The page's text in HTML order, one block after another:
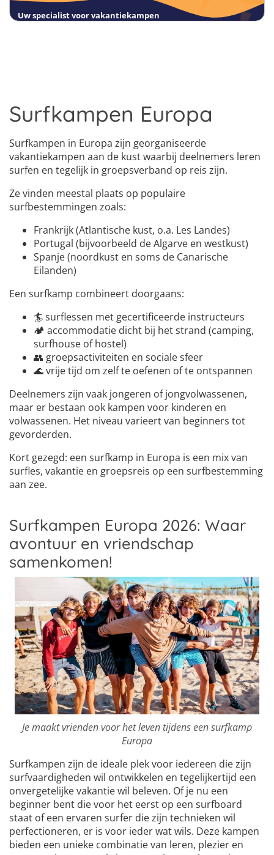
Uw specialist voor vakantiekampen
Surfkampen Europa
Surfkampen in Europa zijn georganiseerde
vakantiekampen aan de kust waarbij deelnemers leren
surfen en tegelijk in groepsverband op reis zijn.
Ze vinden meestal plaats op populaire
surfbestemmingen zoals:
Frankrijk (Atlantische kust, o.a. Les Landes)
Portugal (bijvoorbeeld de Algarve en westkust)
Spanje (noordkust en soms de Canarische
Eilanden)
Een surfkamp combineert doorgaans:
🏄 surflessen met gecertificeerde instructeurs
🏕️ accommodatie dicht bij het strand (camping,
surfhouse of hostel)
👥 groepsactiviteiten en sociale sfeer
🌊 vrije tijd om zelf te oefenen of te ontspannen
Deelnemers zijn vaak jongeren of jongvolwassenen,
maar er bestaan ook kampen voor kinderen en
volwassenen. Het niveau varieert van beginners tot
gevorderden.
Kort gezegd: een surfkamp in Europa is een mix van
surfles, vakantie en groepsreis op een surfbestemming
aan zee.
Surfkampen Europa 2026: Waar
avontuur en vriendschap
samenkomen!
Je maakt vrienden voor het leven tijdens een surfkamp
Europa
Surfkampen zijn de ideale plek voor iedereen die zijn
surfvaardigheden wil ontwikkelen en tegelijkertijd een
onvergetelijke vakantie wil beleven. Of je nu een
beginner bent die voor het eerst op een surfboard
staat of een ervaren surfer die zijn technieken wil
perfectioneren, er is voor ieder wat wils. Deze kampen
bieden een unieke combinatie van leren, plezier en